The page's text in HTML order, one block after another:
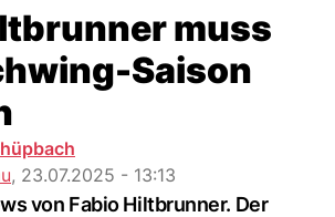
muss
Saison
, 23.07.2025 - 13:13
von Fabio Hiltbrunner. Der